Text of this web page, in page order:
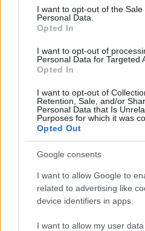
consent section.
I want to opt-out of the Sale
Personal Data.
Opted In
I want to opt-out of
Personal Data for Targeted
Opted In
I want to opt-out of
Retention, Sale, and/or
Personal Data that Is
Purposes for which it was
Opted Out
Google consents
I want to allow Google to
related to advertising like
device identifiers in apps.
I want to allow my user
Continua a leggere
B2B NEWS